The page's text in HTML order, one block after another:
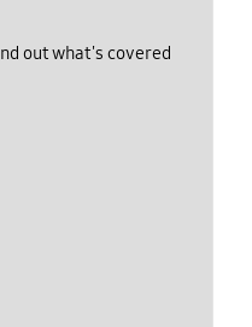
out what's covered